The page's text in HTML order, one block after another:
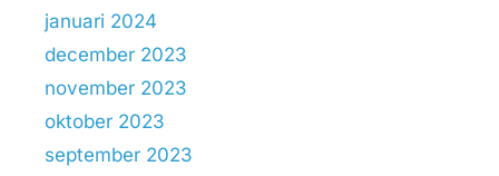
januari 2024
december 2023
november 2023
oktober 2023
september 2023